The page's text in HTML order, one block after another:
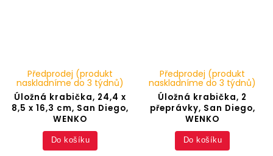
Úložná krabička, 24,4 x
8,5 x 16,3 cm, San Diego,
WENKO
Předprodej (produkt
naskladníme do 3 týdnů)
Do košíku
Úložná krabička, 2
přeprávky, San Diego,
WENKO
Předprodej (produkt
naskladníme do 3 týdnů)
Do košíku